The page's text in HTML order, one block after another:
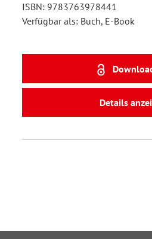
ISBN: 9783763978441
Verfügbar als: Buch, E-Book
Details